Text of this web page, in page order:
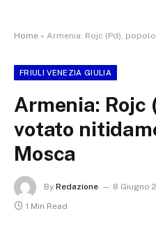
Home » Armenia: Rojc (Pd),
FRIULI VENEZIA GIULIA
Armenia: Rojc
votato
Mosca
By Redazione 8 Giugno
1 Min Read